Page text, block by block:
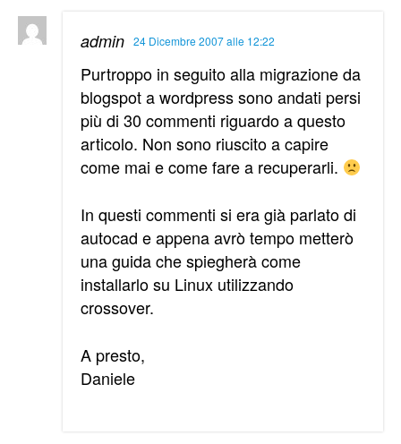
admin 24 Dicembre 2007 alle 12:22
Purtroppo in seguito alla migrazione da
blogspot a wordpress sono andati persi
più di 30 commenti riguardo a questo
articolo. Non sono riuscito a capire
come mai e come fare a recuperarli.
In questi commenti si era già parlato di
autocad e appena avrò tempo metterò
una guida che spiegherà come
installarlo su Linux utilizzando
crossover.
A presto,
Daniele